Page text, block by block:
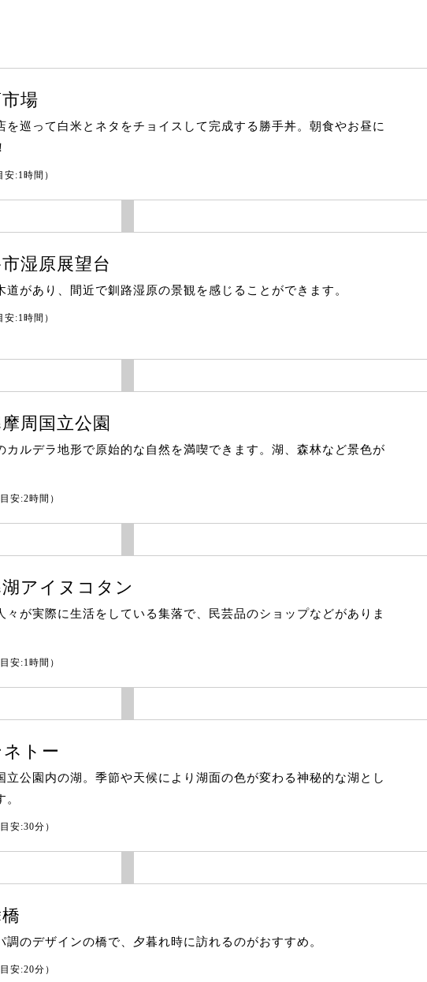
場
を巡って白米とネタをチョイスして完成する勝手丼。朝食やお昼に
:1時間）
湿原展望台
道があり、間近で釧路湿原の景観を感じることができます。
:1時間）
周国立公園
カルデラ地形で原始的な自然を満喫できます。湖、森林など景色が
安:2時間）
アイヌコタン
々が実際に生活をしている集落で、民芸品のショップなどがありま
安:1時間）
トー
立公園内の湖。季節や天候により湖面の色が変わる神秘的な湖とし
安:30分）
調のデザインの橋で、夕暮れ時に訪れるのがおすすめ。
安:20分）